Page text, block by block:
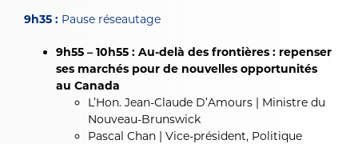
9h35 : Pause réseautage
9h55 – 10h55 : Au-delà des frontières : repenser
ses marchés pour de nouvelles opportunités
au Canada
L’Hon. Jean-Claude D’Amours | Ministre du
Nouveau-Brunswick
Pascal Chan | Vice-président, Politique